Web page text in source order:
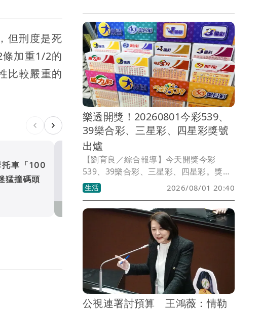
但刑度是死
加重1/2的
比較嚴重的
車「100
猛撞碼頭
5月已知苯駢芘超標未通報
中聯油脂廠長陳明榮改裁羈
樂透開獎！20260801今彩539、
39樂合彩、三星彩、四星彩獎號
出爐
【劉育良／綜合報導】今天開獎今彩
539、39樂合彩、三星彩、四星彩。獎號
如有誤植，請以開獎單位公告為準。
生活 2026/08/01 20:40
公視連署討預算 王鴻薇：情勒